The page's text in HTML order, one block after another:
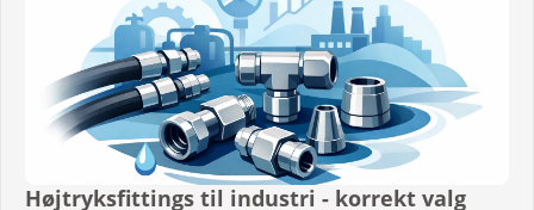
Højtryksfittings til industri - korrekt valg